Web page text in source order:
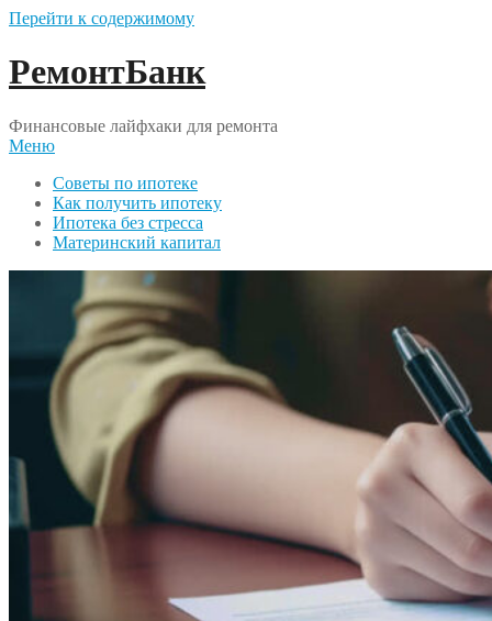
Перейти к содержимому
РемонтБанк
Финансовые лайфхаки для ремонта
Меню
Советы по ипотеке
Как получить ипотеку
Ипотека без стресса
Материнский капитал